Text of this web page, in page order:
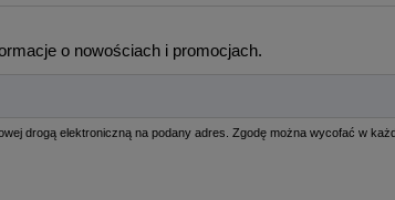
o nowościach i promocjach.